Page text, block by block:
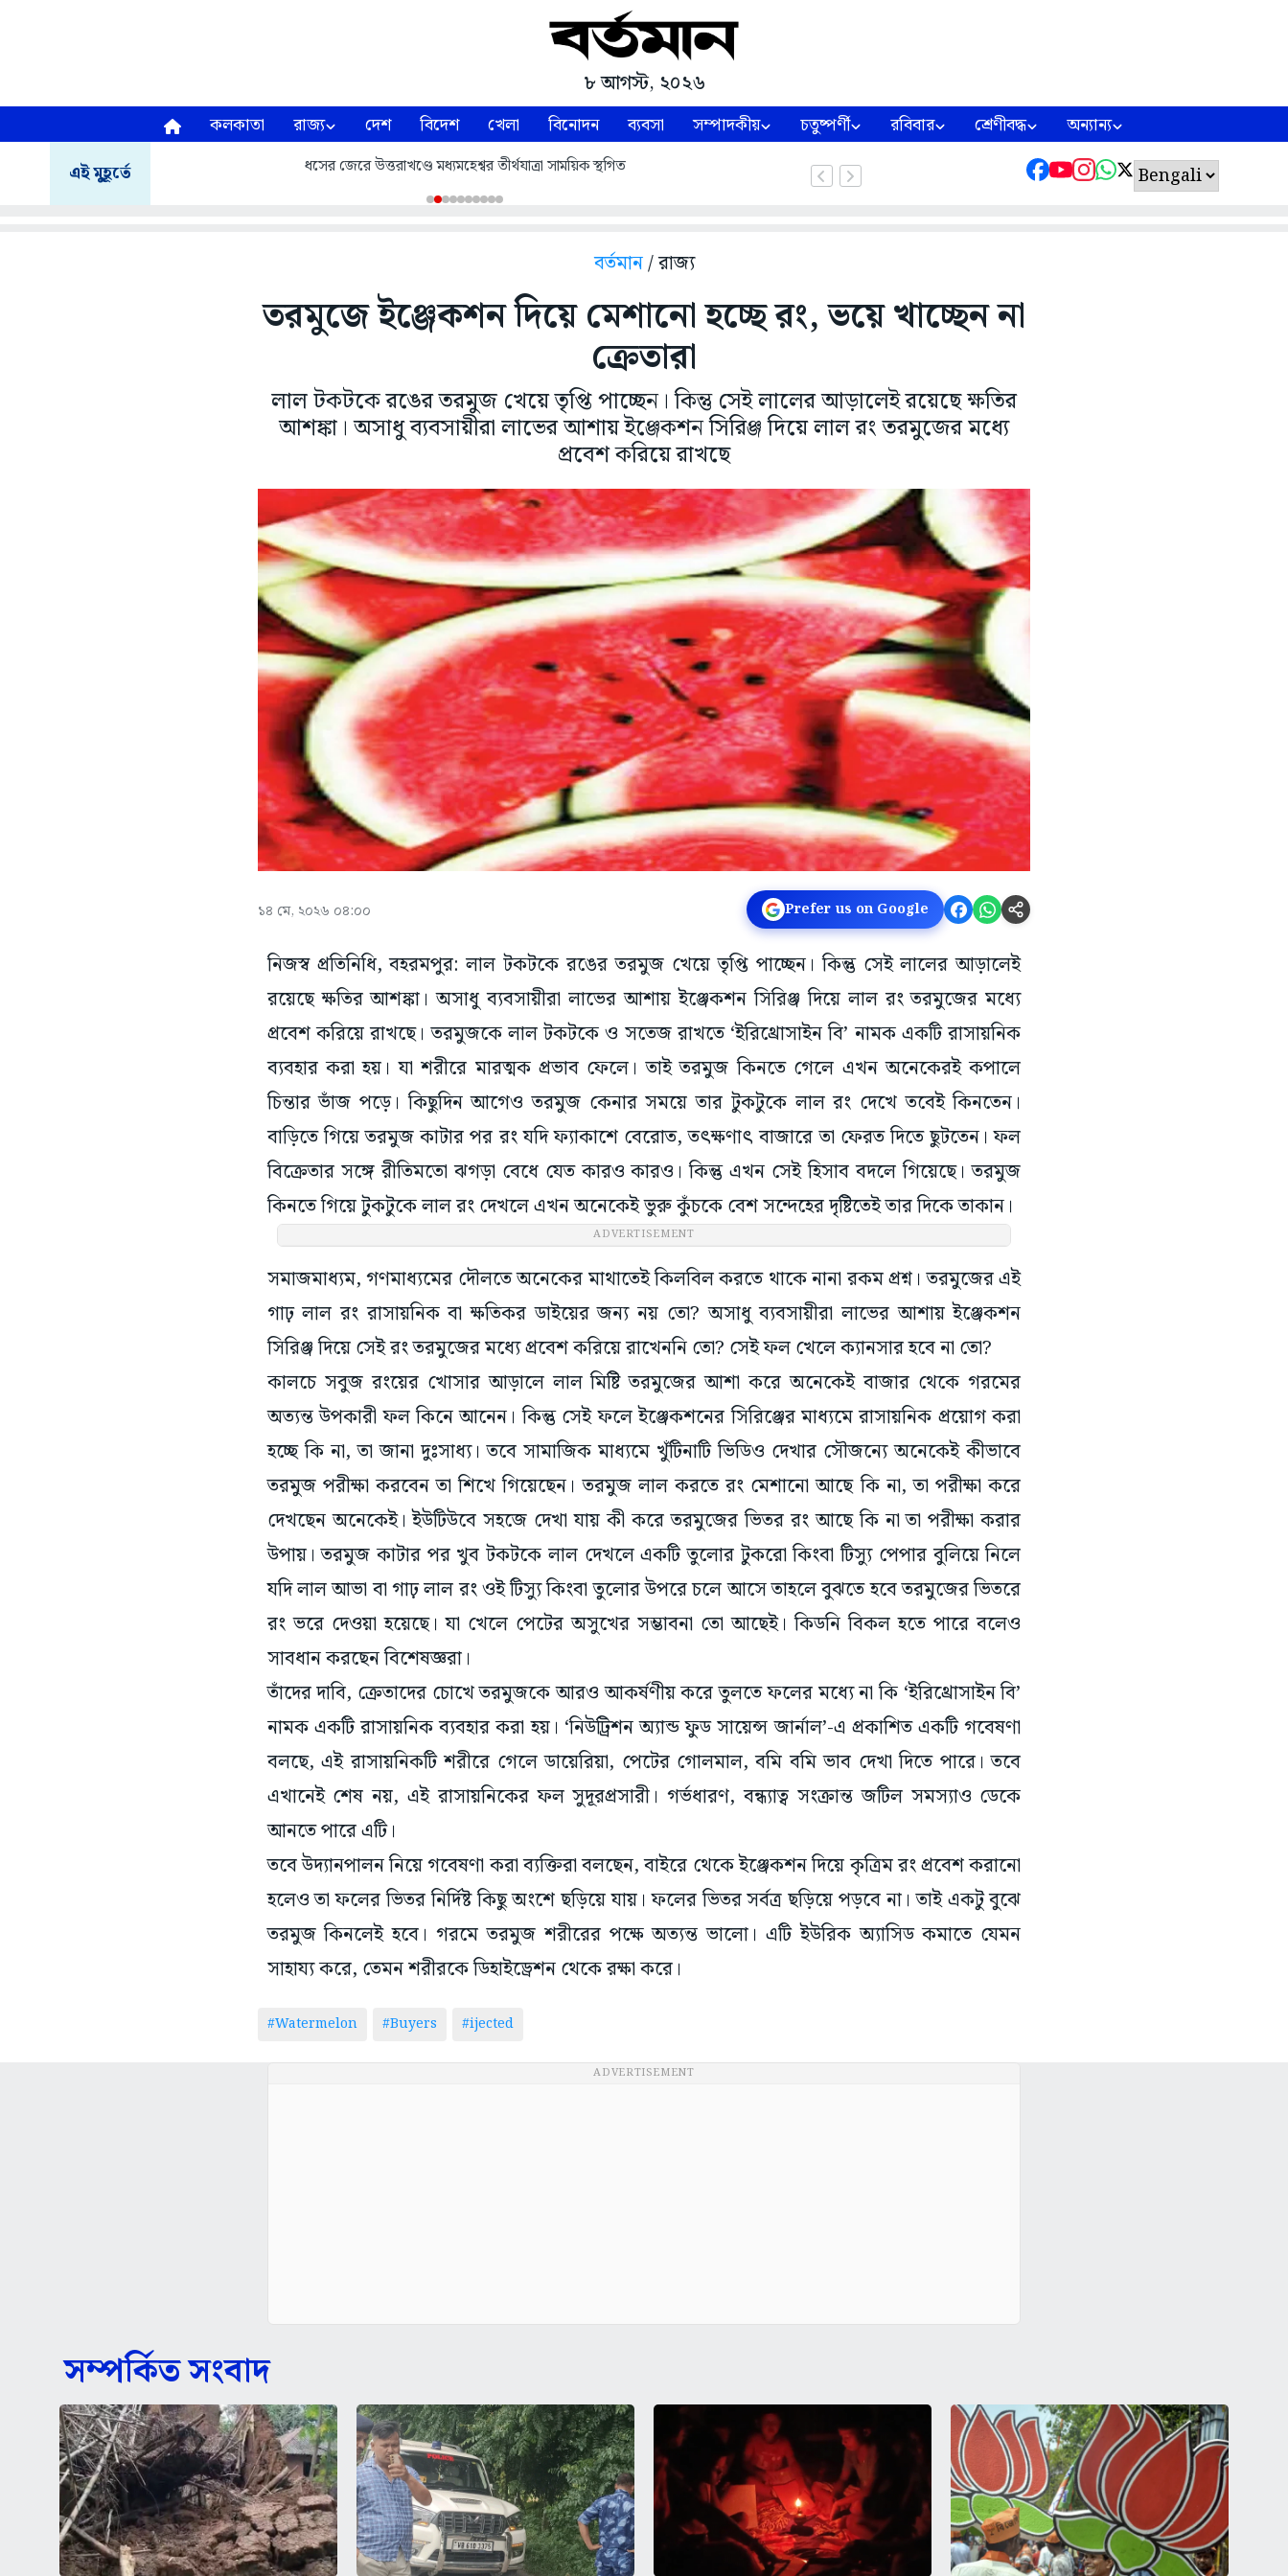
৮ আগস্ট, ২০২৬
কলকাতা রাজ্য দেশ বিদেশ খেলা বিনোদন ব্যবসা সম্পাদকীয় চতুষ্পর্ণী রবিবার শ্রেণীবদ্ধ অন্যান্য
এই মুহূর্তে ধসের জেরে উত্তরাখণ্ডে মধ্যমহেশ্বর তীর্থযাত্রা সাময়িক স্থগিত
বর্তমান/ রাজ্য
তরমুজে ইঞ্জেকশন দিয়ে মেশানো হচ্ছে রং, ভয়ে খাচ্ছেন না
ক্রেতারা
লাল টকটকে রঙের তরমুজ খেয়ে তৃপ্তি পাচ্ছেন। কিন্তু সেই লালের আড়ালেই রয়েছে ক্ষতির
আশঙ্কা। অসাধু ব্যবসায়ীরা লাভের আশায় ইঞ্জেকশন সিরিঞ্জ দিয়ে লাল রং তরমুজের মধ্যে
প্রবেশ করিয়ে রাখছে
১৪ মে, ২০২৬ ০৪:০০ Prefer us on Google
নিজস্ব প্রতিনিধি, বহরমপুর: লাল টকটকে রঙের তরমুজ খেয়ে তৃপ্তি পাচ্ছেন। কিন্তু সেই লালের আড়ালেই
রয়েছে ক্ষতির আশঙ্কা। অসাধু ব্যবসায়ীরা লাভের আশায় ইঞ্জেকশন সিরিঞ্জ দিয়ে লাল রং তরমুজের মধ্যে
প্রবেশ করিয়ে রাখছে। তরমুজকে লাল টকটকে ও সতেজ রাখতে ‘ইরিথ্রোসাইন বি’ নামক একটি রাসায়নিক
ব্যবহার করা হয়। যা শরীরে মারত্মক প্রভাব ফেলে। তাই তরমুজ কিনতে গেলে এখন অনেকেরই কপালে
চিন্তার ভাঁজ পড়ে। কিছুদিন আগেও তরমুজ কেনার সময়ে তার টুকটুকে লাল রং দেখে তবেই কিনতেন।
বাড়িতে গিয়ে তরমুজ কাটার পর রং যদি ফ্যাকাশে বেরোত, তৎক্ষণাৎ বাজারে তা ফেরত দিতে ছুটতেন। ফল
বিক্রেতার সঙ্গে রীতিমতো ঝগড়া বেধে যেত কারও কারও। কিন্তু এখন সেই হিসাব বদলে গিয়েছে। তরমুজ
কিনতে গিয়ে টুকটুকে লাল রং দেখলে এখন অনেকেই ভুরু কুঁচকে বেশ সন্দেহের দৃষ্টিতেই তার দিকে তাকান।
ADVERTISEMENT
সমাজমাধ্যম, গণমাধ্যমের দৌলতে অনেকের মাথাতেই কিলবিল করতে থাকে নানা রকম প্রশ্ন। তরমুজের এই
গাঢ় লাল রং রাসায়নিক বা ক্ষতিকর ডাইয়ের জন্য নয় তো? অসাধু ব্যবসায়ীরা লাভের আশায় ইঞ্জেকশন
সিরিঞ্জ দিয়ে সেই রং তরমুজের মধ্যে প্রবেশ করিয়ে রাখেননি তো? সেই ফল খেলে ক্যানসার হবে না তো?
কালচে সবুজ রংয়ের খোসার আড়ালে লাল মিষ্টি তরমুজের আশা করে অনেকেই বাজার থেকে গরমের
অত্যন্ত উপকারী ফল কিনে আনেন। কিন্তু সেই ফলে ইঞ্জেকশনের সিরিঞ্জের মাধ্যমে রাসায়নিক প্রয়োগ করা
হচ্ছে কি না, তা জানা দুঃসাধ্য। তবে সামাজিক মাধ্যমে খুঁটিনাটি ভিডিও দেখার সৌজন্যে অনেকেই কীভাবে
তরমুজ পরীক্ষা করবেন তা শিখে গিয়েছেন। তরমুজ লাল করতে রং মেশানো আছে কি না, তা পরীক্ষা করে
দেখছেন অনেকেই। ইউটিউবে সহজে দেখা যায় কী করে তরমুজের ভিতর রং আছে কি না তা পরীক্ষা করার
উপায়। তরমুজ কাটার পর খুব টকটকে লাল দেখলে একটি তুলোর টুকরো কিংবা টিস্যু পেপার বুলিয়ে নিলে
যদি লাল আভা বা গাঢ় লাল রং ওই টিস্যু কিংবা তুলোর উপরে চলে আসে তাহলে বুঝতে হবে তরমুজের ভিতরে
রং ভরে দেওয়া হয়েছে। যা খেলে পেটের অসুখের সম্ভাবনা তো আছেই। কিডনি বিকল হতে পারে বলেও
সাবধান করছেন বিশেষজ্ঞরা।
তাঁদের দাবি, ক্রেতাদের চোখে তরমুজকে আরও আকর্ষণীয় করে তুলতে ফলের মধ্যে না কি ‘ইরিথ্রোসাইন বি’
নামক একটি রাসায়নিক ব্যবহার করা হয়। ‘নিউট্রিশন অ্যান্ড ফুড সায়েন্স জার্নাল’-এ প্রকাশিত একটি গবেষণা
বলছে, এই রাসায়নিকটি শরীরে গেলে ডায়েরিয়া, পেটের গোলমাল, বমি বমি ভাব দেখা দিতে পারে। তবে
এখানেই শেষ নয়, এই রাসায়নিকের ফল সুদূরপ্রসারী। গর্ভধারণ, বন্ধ্যাত্ব সংক্রান্ত জটিল সমস্যাও ডেকে
আনতে পারে এটি।
তবে উদ্যানপালন নিয়ে গবেষণা করা ব্যক্তিরা বলছেন, বাইরে থেকে ইঞ্জেকশন দিয়ে কৃত্রিম রং প্রবেশ করানো
হলেও তা ফলের ভিতর নির্দিষ্ট কিছু অংশে ছড়িয়ে যায়। ফলের ভিতর সর্বত্র ছড়িয়ে পড়বে না। তাই একটু বুঝে
তরমুজ কিনলেই হবে। গরমে তরমুজ শরীরের পক্ষে অত্যন্ত ভালো। এটি ইউরিক অ্যাসিড কমাতে যেমন
সাহায্য করে, তেমন শরীরকে ডিহাইড্রেশন থেকে রক্ষা করে।
#Watermelon #Buyers #ijected
ADVERTISEMENT
সম্পর্কিত সংবাদ